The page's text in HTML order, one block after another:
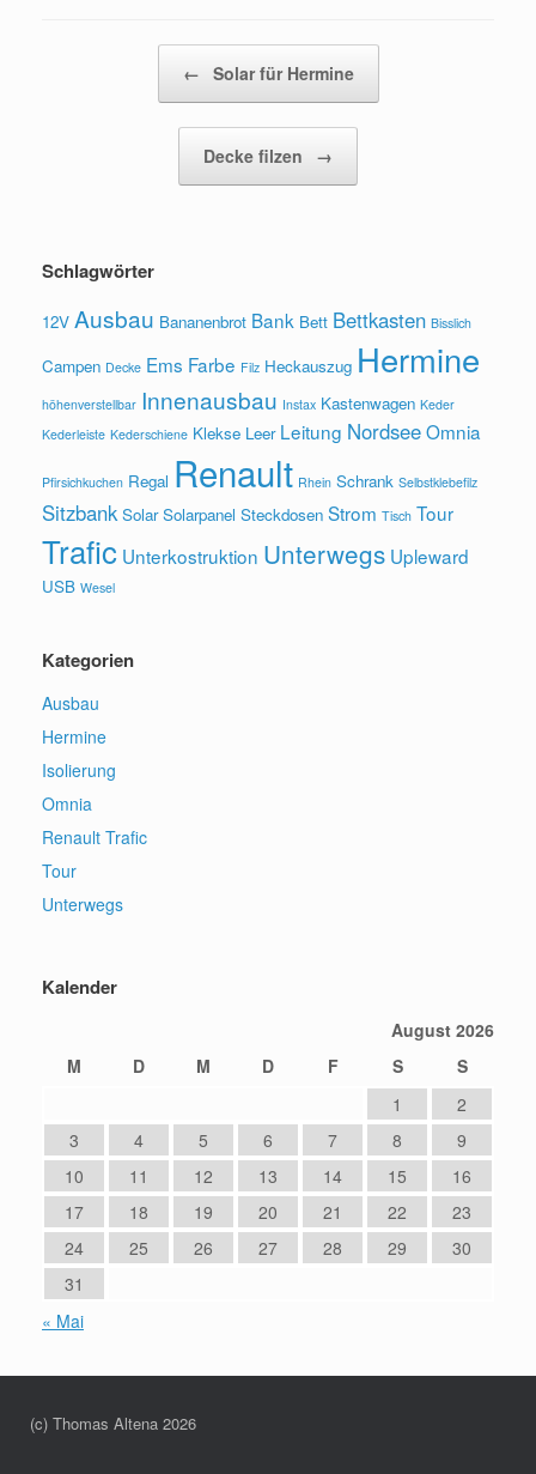
← Solar für Hermine
Decke filzen →
Schlagwörter
12V Ausbau Bananenbrot Bank Bett Bettkasten Bisslich
Campen Decke Ems Farbe Filz Heckauszug Hermine
höhenverstellbar Innenausbau Instax Kastenwagen Keder
Kederleiste Kederschiene Klekse Leer Leitung NordseeOmnia
Pfirsichkuchen Regal Renault Rhein Schrank Selbstklebefilz
Sitzbank Solar Solarpanel Steckdosen Strom Tisch Tour
Trafic Unterkostruktion Unterwegs Upleward
USB Wesel
Kategorien
Ausbau
Hermine
Isolierung
Omnia
Renault Trafic
Tour
Unterwegs
Kalender
August 2026
M
D M D F S
S
1
2
3
4 5 6 7 8
9
10
11 12 13 14 15
16
17
18 19 20 21 22
23
24
25 26 27 28 29
30
31
« Mai
(c) Thomas Altena 2026